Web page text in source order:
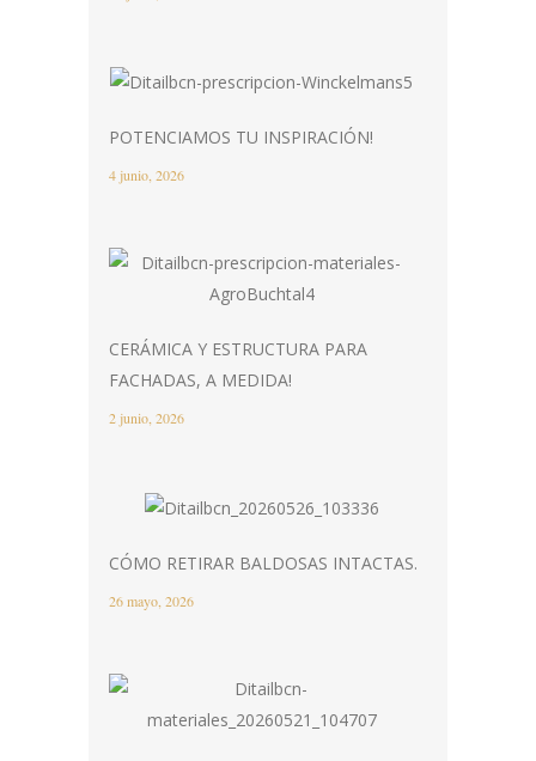
POTENCIAMOS TU INSPIRACIÓN!
4 junio, 2026
CERÁMICA Y ESTRUCTURA PARA
FACHADAS, A MEDIDA!
2 junio, 2026
CÓMO RETIRAR BALDOSAS INTACTAS.
26 mayo, 2026